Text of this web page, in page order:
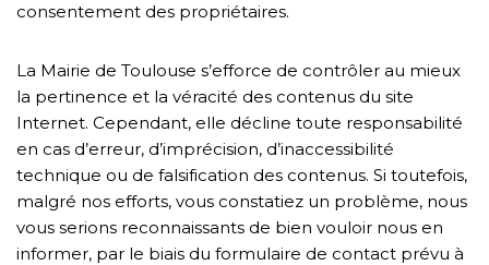
consentement des propriétaires.
La Mairie de Toulouse s’efforce de contrôler au mieux
la pertinence et la véracité des contenus du site
Internet. Cependant, elle décline toute responsabilité
en cas d’erreur, d’imprécision, d’inaccessibilité
technique ou de falsification des contenus. Si toutefois,
malgré nos efforts, vous constatiez un problème, nous
vous serions reconnaissants de bien vouloir nous en
informer, par le biais du formulaire de contact prévu à